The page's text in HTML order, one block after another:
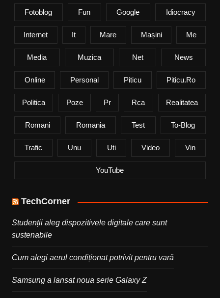
Fotoblog Fun Google Idiocracy
Internet It Mare Mașini Me
Media Muzica Net News
Online Personal Piticu Piticu.ro
Politica Poze Pr Rca Realitatea
Romani Romania Test To-Blog
Trafic Unu Uti Video Vin
YouTube
TechCorner
Studenții aleg dispozitivele digitale care sunt
sustenabile
Cum alegi aerul condiționat potrivit pentru vară
Samsung a lansat noua serie Galaxy Z